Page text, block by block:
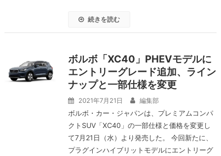
続きを読む
ボルボ「XC40」PHEVモデルに
エントリーグレード追加、ライン
ナップと一部仕様を変更
2021年7月21日 編集部
ボルボ・カー・ジャパンは、プレミアムコンパ
クトSUV「XC40」の一部仕様と価格を変更し
て7月21日（水）より発売した。 今回新たに、
プラグインハイブリットモデルにエントリーグ